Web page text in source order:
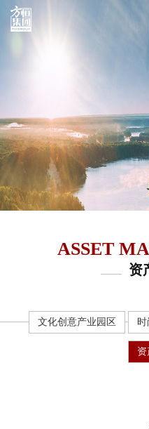
ASSET
资
文化创意产业园区
资